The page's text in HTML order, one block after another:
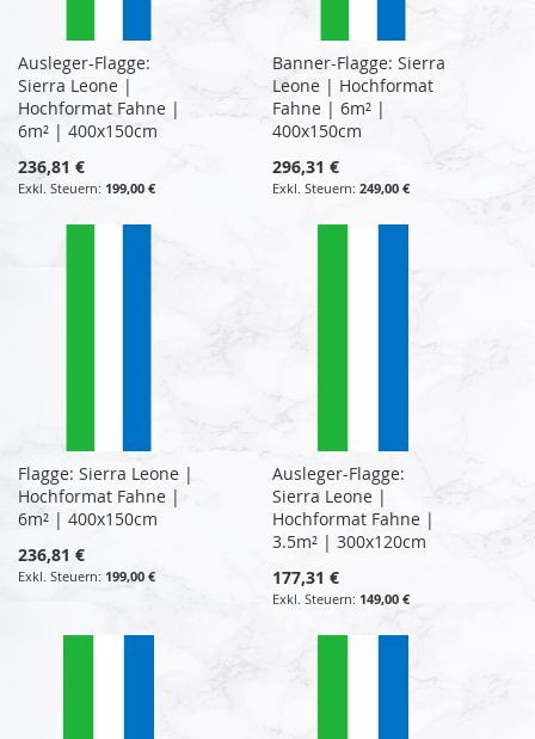
Ausleger-Flagge:
Sierra Leone |
Hochformat Fahne |
6m² | 400x150cm
236,81 €
199,00 €
Banner-Flagge: Sierra
Leone | Hochformat
Fahne | 6m² |
400x150cm
296,31 €
249,00 €
Flagge: Sierra Leone |
Hochformat Fahne |
6m² | 400x150cm
236,81 €
199,00 €
Ausleger-Flagge:
Sierra Leone |
Hochformat Fahne |
3.5m² | 300x120cm
177,31 €
149,00 €